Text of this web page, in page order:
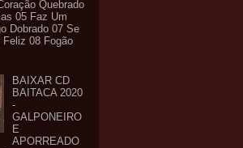
Quebrado
05 Faz Um
Dobrado 07 Se
Feliz 08 Fogão
BAIXAR CD
BAITACA 2020
-
GALPONEIRO
E
APORREADO